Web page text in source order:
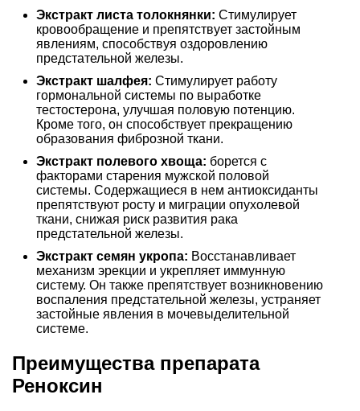
Экстракт листа толокнянки: Стимулирует
кровообращение и препятствует застойным
явлениям, способствуя оздоровлению
предстательной железы.
Экстракт шалфея: Стимулирует работу
гормональной системы по выработке
тестостерона, улучшая половую потенцию.
Кроме того, он способствует прекращению
образования фиброзной ткани.
Экстракт полевого хвоща: борется с
факторами старения мужской половой
системы. Содержащиеся в нем антиоксиданты
препятствуют росту и миграции опухолевой
ткани, снижая риск развития рака
предстательной железы.
Экстракт семян укропа: Восстанавливает
механизм эрекции и укрепляет иммунную
систему. Он также препятствует возникновению
воспаления предстательной железы, устраняет
застойные явления в мочевыделительной
системе.
Преимущества препарата
Реноксин